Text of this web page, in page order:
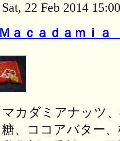
Sat, 22 Feb 2014
Ｍａｃａｄａｍｉ
マカダミアナッツ
糖、ココアバター